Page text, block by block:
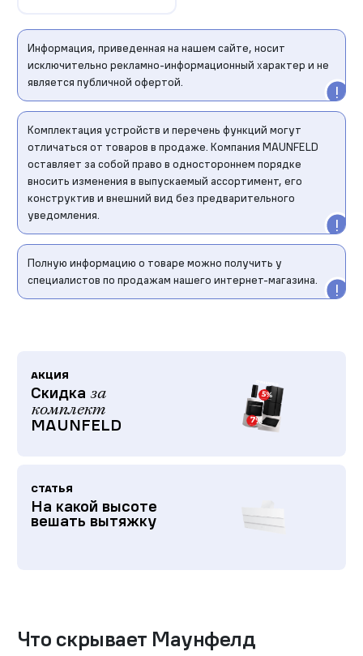
Информация, приведенная на нашем сайте, носит
исключительно рекламно-информационный характер и не
является публичной офертой.
Комплектация устройств и перечень функций могут
отличаться от товаров в продаже. Компания MAUNFELD
оставляет за собой право в одностороннем порядке
вносить изменения в выпускаемый ассортимент, его
конструктив и внешний вид без предварительного
уведомления.
Полную информацию о товаре можно получить у
специалистов по продажам нашего интернет-магазина.
АКЦИЯ
Скидка за
комплект
MAUNFELD
СТАТЬЯ
На какой высоте
вешать вытяжку
Что скрывает Маунфелд